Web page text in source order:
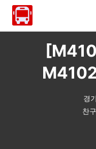
경
찬구